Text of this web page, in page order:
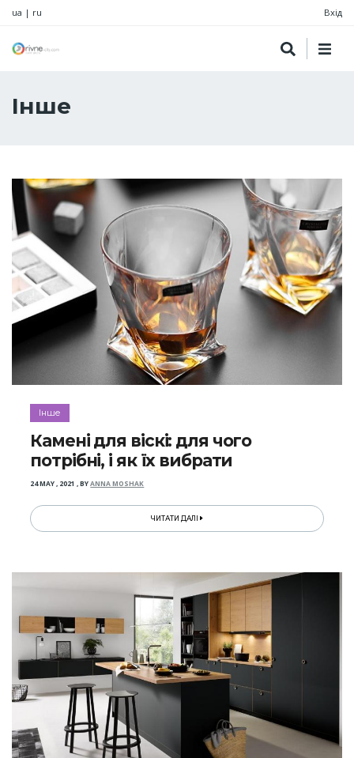
ua | ru Вхід
Інше
Інше
Камені для віскі: для чого
потрібні, і як їх вибрати
24 MAY , 2021 ,BYANNA MOSHAK
ЧИТАТИ ДАЛІ